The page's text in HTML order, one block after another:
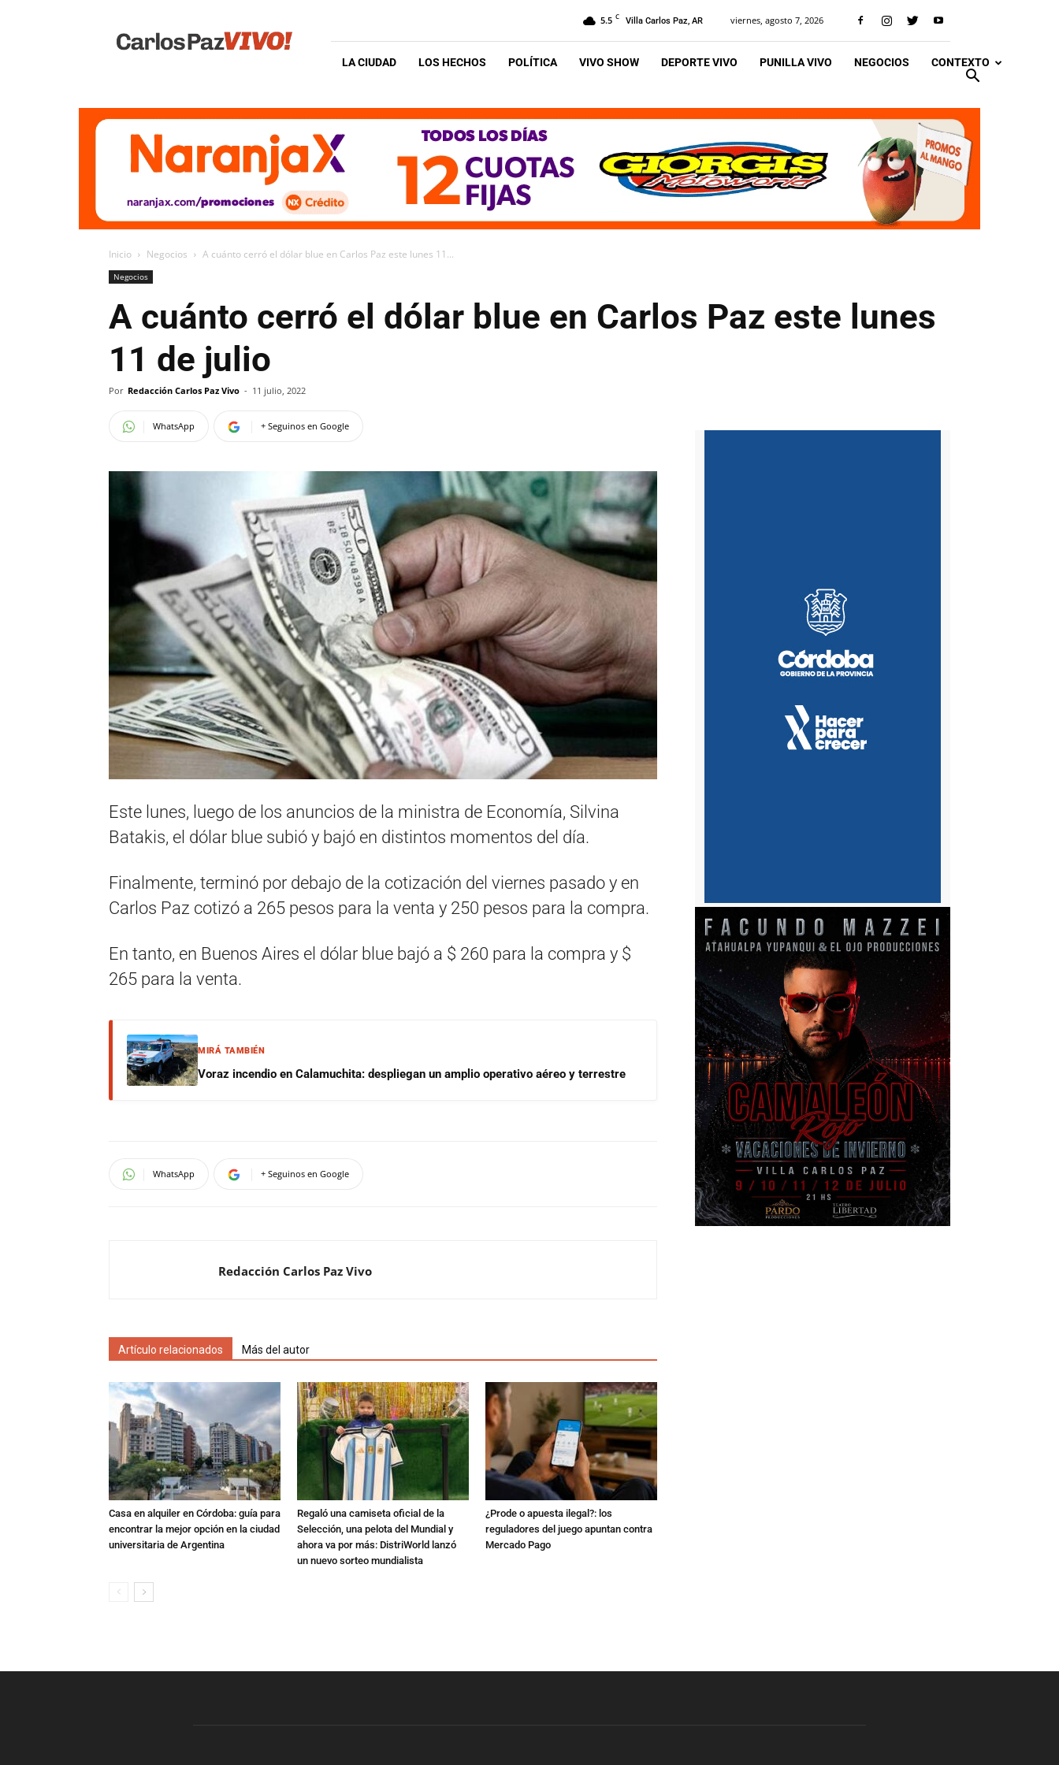
Vivo
5.5 C Villa Carlos Paz, AR viernes, agosto 7, 2026
LA CIUDAD LOS HECHOS POLÍTICA VIVO SHOW DEPORTE VIVO PUNILLA VIVO NEGOCIOS CONTEXTO
Inicio Negocios A cuánto cerró el dólar blue en Carlos Paz este lunes 11...
Negocios
A cuánto cerró el dólar blue en Carlos Paz este lunes
11 de julio
Por Redacción Carlos Paz Vivo - 11 julio, 2022
WhatsApp + Seguinos en Google
Este lunes, luego de los anuncios de la ministra de Economía, Silvina
Batakis, el dólar blue subió y bajó en distintos momentos del día.
Finalmente, terminó por debajo de la cotización del viernes pasado y en
Carlos Paz cotizó a 265 pesos para la venta y 250 pesos para la compra.
En tanto, en Buenos Aires el dólar blue bajó a $ 260 para la compra y $
265 para la venta.
MIRÁ TAMBIÉN
Voraz incendio en Calamuchita: despliegan un amplio operativo aéreo y terrestre
WhatsApp + Seguinos en Google
Redacción Carlos Paz Vivo
Artículo relacionados Más del autor
Casa en alquiler en Córdoba: guía para
encontrar la mejor opción en la ciudad
universitaria de Argentina
Regaló una camiseta oficial de la
Selección, una pelota del Mundial y
ahora va por más: DistriWorld lanzó
un nuevo sorteo mundialista
¿Prode o apuesta ilegal?: los
reguladores del juego apuntan contra
Mercado Pago